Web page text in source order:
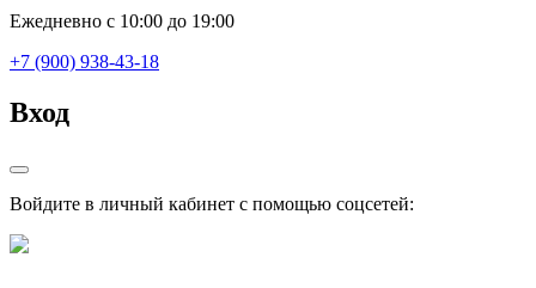
Ежедневно с 10:00 до 19:00
+7 (900) 938-43-18
Вход
Войдите в личный кабинет с помощью соцсетей: